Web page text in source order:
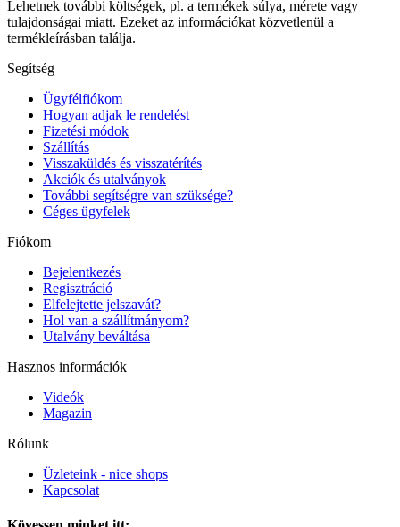
Lehetnek további költségek, pl. a termékek súlya, mérete vagy
tulajdonságai miatt. Ezeket az információkat közvetlenül a
termékleírásban találja.
Segítség
Ügyfélfiókom
Hogyan adjak le rendelést
Fizetési módok
Szállítás
Visszaküldés és visszatérítés
Akciók és utalványok
További segítségre van szüksége?
Céges ügyfelek
Fiókom
Bejelentkezés
Regisztráció
Elfelejtette jelszavát?
Hol van a szállítmányom?
Utalvány beváltása
Hasznos információk
Videók
Magazin
Rólunk
Üzleteink - nice shops
Kapcsolat